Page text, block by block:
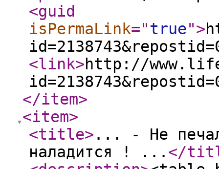
<guid
isPermaLink="true">
<link>http://
</item>
<item>
<title> ... - Не
наладится ! ... </